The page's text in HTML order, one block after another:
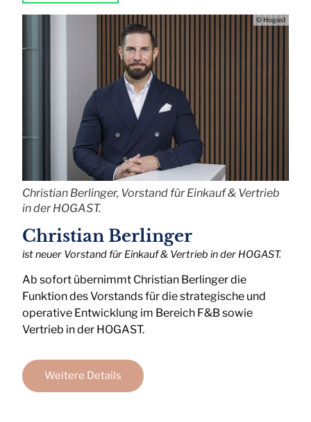
© Hogast
Christian Berlinger, Vorstand für Einkauf & Vertrieb
in der HOGAST.
Christian Berlinger
ist neuer Vorstand für Einkauf & Vertrieb in der HOGAST.
Ab sofort übernimmt Christian Berlinger die
Funktion des Vorstands für die strategische und
operative Entwicklung im Bereich F&B sowie
Vertrieb in der HOGAST.
Weitere Details